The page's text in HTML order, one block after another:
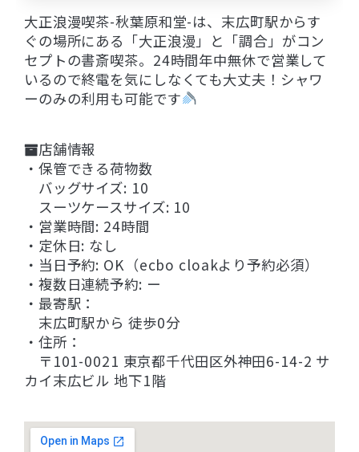
大正浪漫喫茶-秋葉原和堂-は、末広町駅からす
ぐの場所にある「大正浪漫」と「調合」がコン
セプトの書斎喫茶。24時間年中無休で営業して
いるので終電を気にしなくても大丈夫！シャワ
ーのみの利用も可能です
店舗情報
・保管できる荷物数
バッグサイズ: 10
スーツケースサイズ: 10
・営業時間: 24時間
・定休日: なし
・当日予約: OK（ecbo cloakより予約必須）
・複数日連続予約: ー
・最寄駅：
末広町駅から 徒歩0分
・住所：
〒101-0021 東京都千代田区外神田6-14-2 サ
カイ末広ビル 地下1階